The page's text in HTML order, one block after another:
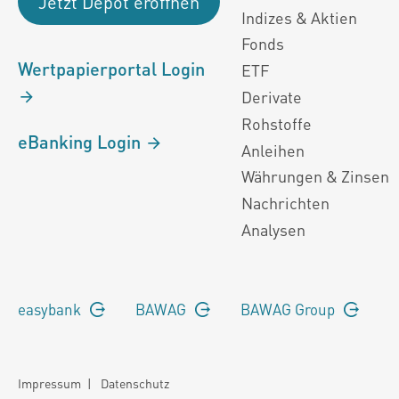
Wertpapierportal Login
eBanking Login
Indizes & Aktien
Fonds
ETF
Derivate
Rohstoffe
Anleihen
Währungen & Zinsen
Nachrichten
Analysen
easybank BAWAG BAWAG Group
Impressum | Datenschutz